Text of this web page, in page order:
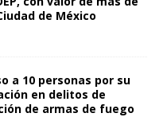
de México
a 10 personas por su
en delitos de
de armas de fuego